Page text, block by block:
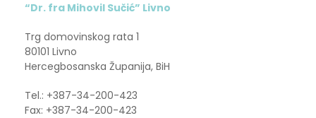
“Dr. fra Mihovil Sučić” Livno
Trg domovinskog rata 1
80101 Livno
Hercegbosanska Županija, BiH
Tel.: +387-34-200-423
Fax: +387-34-200-423